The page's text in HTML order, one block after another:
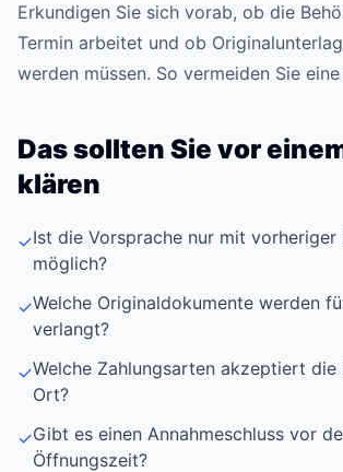
Erkundigen Sie sich vorab, ob die
Termin arbeitet und ob
werden müssen. So vermeiden Sie
Das sollten Sie vor
klären
✓Ist die Vorsprache nur mit vorheriger
möglich?
✓Welche Originaldokumente werden
verlangt?
✓Welche Zahlungsarten akzeptiert die
Ort?
✓Gibt es einen Annahmeschluss vor
Öffnungszeit?